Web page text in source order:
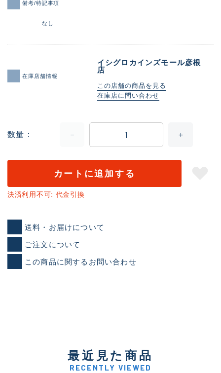
備考/特記事項
なし
在庫店舗情報
イシグロカインズモール彦根
店
この店舗の商品を見る
在庫店に問い合わせ
数量
カートに追加する
決済利用不可: 代金引換
送料・お届けについて
ご注文について
この商品に関するお問い合わせ
最近見た商品
RECENTLY VIEWED